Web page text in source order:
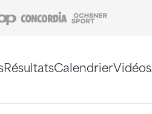
Coop Concordia
RésultatsCalendrierVidéos